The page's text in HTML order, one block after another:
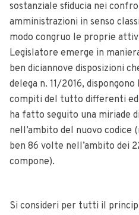
sostanziale sfiducia nei
amministrazioni in senso
modo congruo le proprie
Legislatore emerge in
ben diciannove disposizioni
delega n. 11/2016,
compiti del tutto differenti ed
ha fatto seguito una miriade
nell’ambito del nuovo codice
ben 86 volte nell’ambito dei
compone).
Si consideri per tutti il